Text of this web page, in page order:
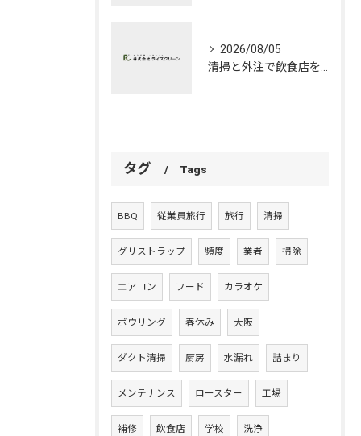
2026/08/05
タグ Tags
BBQ 従業員旅行 旅行 清掃
グリストラップ 頻度 業者 掃除
エアコン フード カラオケ
ボウリング 春休み 大阪
ダクト清掃 厨房 水漏れ 詰まり
メンテナンス ロースター 工場
補修 飲食店 学校 洗浄